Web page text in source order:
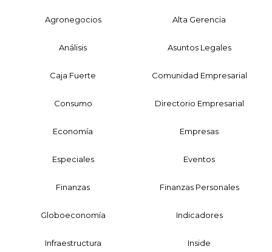
Agronegocios Alta Gerencia
Análisis Asuntos Legales
Caja Fuerte Comunidad Empresarial
Consumo Directorio Empresarial
Economía Empresas
Especiales Eventos
Finanzas Finanzas Personales
Globoeconomía Indicadores
Infraestructura Inside